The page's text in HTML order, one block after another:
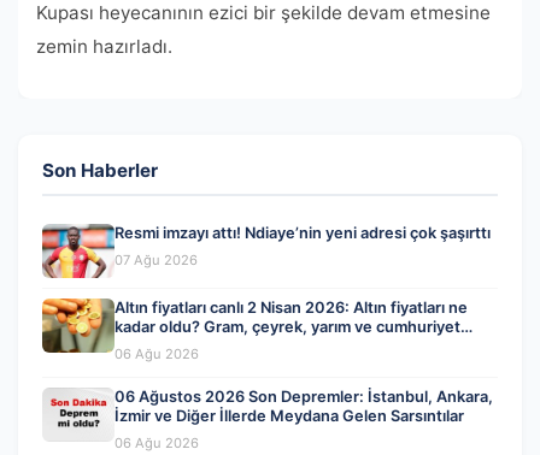
Kupası heyecanının ezici bir şekilde devam etmesine
zemin hazırladı.
Son Haberler
Resmi imzayı attı! Ndiaye’nin yeni adresi çok şaşırttı
07 Ağu 2026
Altın fiyatları canlı 2 Nisan 2026: Altın fiyatları ne
kadar oldu? Gram, çeyrek, yarım ve cumhuriyet
altını alış satış fiyatları
06 Ağu 2026
06 Ağustos 2026 Son Depremler: İstanbul, Ankara,
İzmir ve Diğer İllerde Meydana Gelen Sarsıntılar
06 Ağu 2026